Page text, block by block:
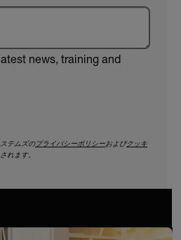
news, training and
テムズのプライバシーポリシーおよびクッキ
れます。